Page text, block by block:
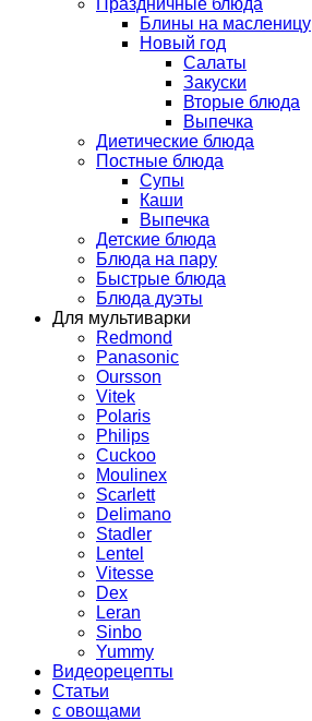
Блины на масленицу
Новый год
Салаты
Закуски
Вторые блюда
Выпечка
Диетические блюда
Постные блюда
Супы
Каши
Выпечка
Детские блюда
Блюда на пару
Быстрые блюда
Блюда дуэты
Для мультиварки
Redmond
Panasonic
Oursson
Vitek
Polaris
Philips
Cuckoo
Moulinex
Scarlett
Delimano
Stadler
Lentel
Vitesse
Dex
Leran
Sinbo
Yummy
Видеорецепты
Статьи
с овощами